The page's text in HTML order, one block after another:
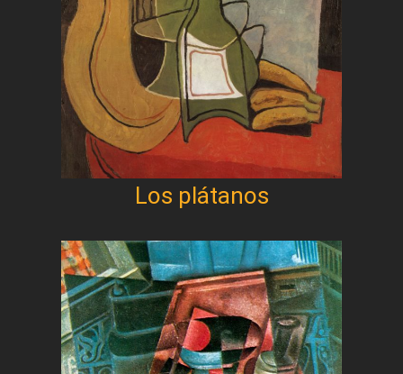
Los plátanos